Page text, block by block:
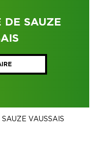
DE SAUZE
VAUSSAIS